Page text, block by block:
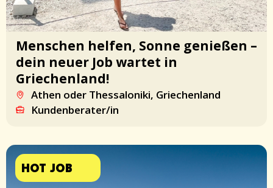
Menschen helfen, Sonne genießen –
dein neuer Job wartet in
Griechenland!
Athen oder Thessaloniki, Griechenland
Kundenberater/in
HOT JOB